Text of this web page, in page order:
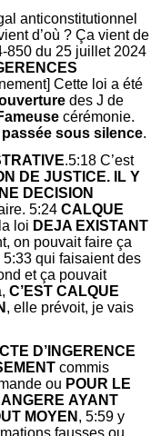
anticonstitutionnel
d’où ? Ça vient de
850 du 25 juillet 2024
Cette loi a été
des J de
cérémonie.
sous silence.
.5:18 C’est
DE JUSTICE. IL Y
DECISION
5:24CALQUE
loi DEJA EXISTANT
on pouvait faire ça
5:33 qui faisaient des
et ça pouvait
C’EST CALQUE
, elle prévoit, je vais
D’INGERENCE
commis
ou POUR LE
AYANT
MOYEN , 5:59 y
fausses ou